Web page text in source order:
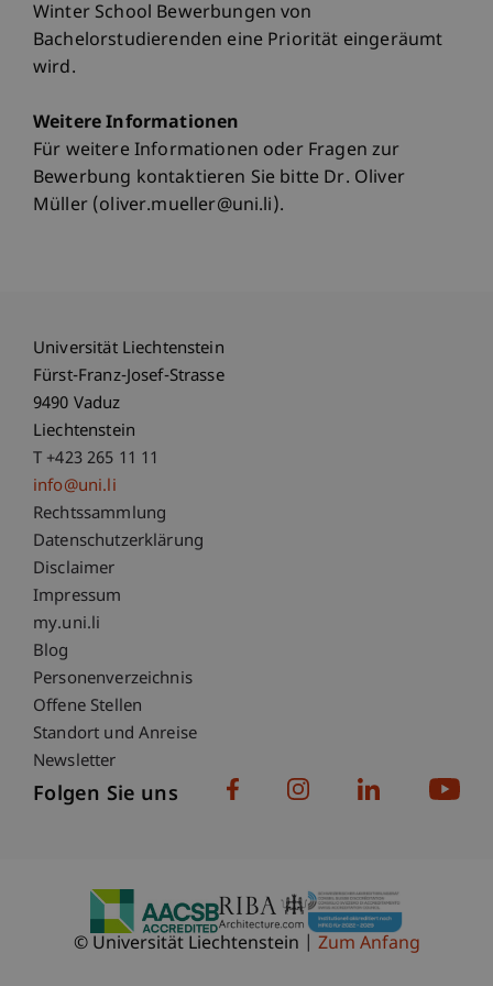
Winter School Bewerbungen von
Bachelorstudierenden eine Priorität eingeräumt
wird.
Weitere Informationen
Für weitere Informationen oder Fragen zur
Bewerbung kontaktieren Sie bitte Dr. Oliver
Müller (oliver.mueller@uni.li).
Universität Liechtenstein
Fürst-Franz-Josef-Strasse
9490 Vaduz
Liechtenstein
T +423 265 11 11
info@uni.li
Fußzeile Rechtliche Hinweise
Rechtssammlung
Datenschutzerklärung
Disclaimer
Impressum
Fußzeile Subdomain-Verzeichnis
my.uni.li
Blog
Personenverzeichnis
Offene Stellen
Standort und Anreise
Newsletter
Folgen Sie uns
© Universität Liechtenstein Zum Anfang